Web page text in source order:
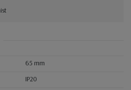
65 mm
IP20